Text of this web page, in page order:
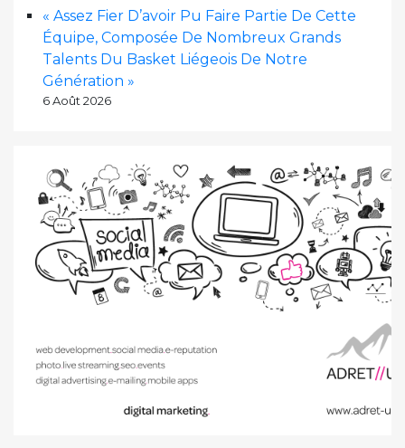
« Assez Fier D’avoir Pu Faire Partie De Cette
Équipe, Composée De Nombreux Grands
Talents Du Basket Liégeois De Notre
Génération »
6 Août 2026